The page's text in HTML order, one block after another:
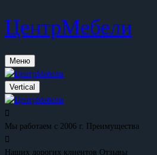
ЦентрМебели
Меню
Vertical
Мы работаем с 2006 г. Преимущества
Наших дорогих клиентов Отзывы